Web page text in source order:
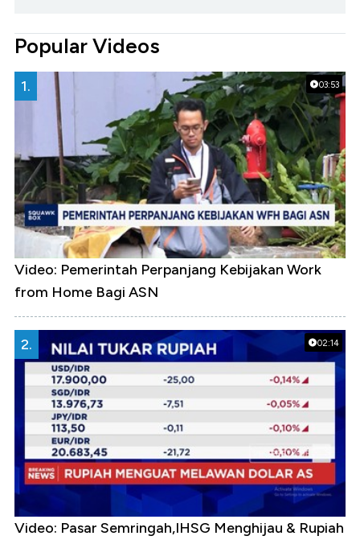
Popular Videos
03:53
1.
Video: Pemerintah Perpanjang Kebijakan Work
from Home Bagi ASN
02:14
2.
Video: Pasar Semringah,IHSG Menghijau & Rupiah